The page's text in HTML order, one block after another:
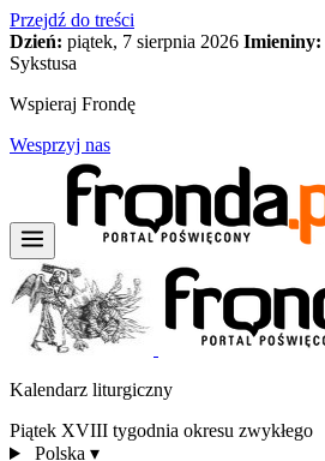
Przejdź do treści
Dzień: piątek, 7 sierpnia 2026 Imieniny:
Sykstusa
Wspieraj Frondę
Wesprzyj nas
Kalendarz liturgiczny
Piątek XVIII tygodnia okresu zwykłego
Polska ▾